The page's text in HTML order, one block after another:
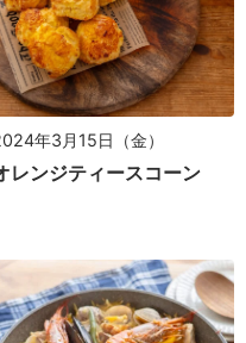
年3月15日（金）
レンジティースコーン